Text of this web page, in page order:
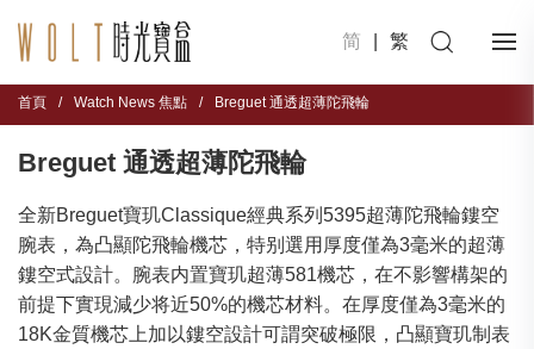
简 繁
首頁 / Watch News 焦點 / Breguet 通透超薄陀飛輪
Breguet 通透超薄陀飛輪
全新Breguet寶玑Classique經典系列5395超薄陀飛輪鏤空
腕表，為凸顯陀飛輪機芯，特别選用厚度僅為3毫米的超薄
鏤空式設計。腕表内置寶玑超薄581機芯，在不影響構架的
前提下實現減少将近50%的機芯材料。在厚度僅為3毫米的
18K金質機芯上加以鏤空設計可謂突破極限，凸顯寶玑制表